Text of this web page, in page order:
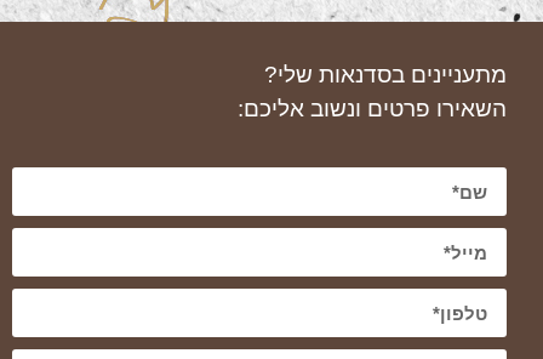
מתעניינים בסדנאות שלי?
השאירו פרטים ונשוב אליכם: